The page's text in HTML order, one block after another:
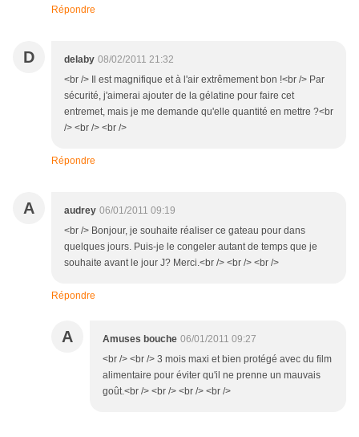
Répondre
D delaby 08/02/2011 21:32
<br /> Il est magnifique et à l'air extrêmement bon !<br /> Par
sécurité, j'aimerai ajouter de la gélatine pour faire cet
entremet, mais je me demande qu'elle quantité en mettre ?<br
/> <br /> <br />
Répondre
A audrey 06/01/2011 09:19
<br /> Bonjour, je souhaite réaliser ce gateau pour dans
quelques jours. Puis-je le congeler autant de temps que je
souhaite avant le jour J? Merci.<br /> <br /> <br />
Répondre
A Amuses bouche 06/01/2011 09:27
<br /> <br /> 3 mois maxi et bien protégé avec du film
alimentaire pour éviter qu'il ne prenne un mauvais
goût.<br /> <br /> <br /> <br />